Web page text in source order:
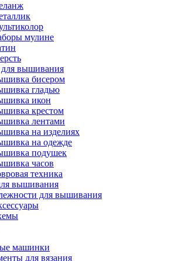
мулине
вышивания
бисером
гладью
икон
крестом
лентами
на изделиях
на одежде
подушек
часов
техника
вышивания
для вышивания
машинки
для вязания